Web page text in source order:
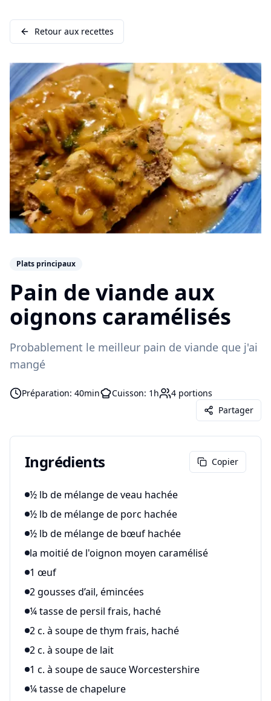
Retour aux recettes
Plats principaux
Pain de viande aux
oignons caramélisés
Probablement le meilleur pain de viande que j'ai
mangé
Préparation: 40min Cuisson: 1h 4 portions
Partager
Ingrédients Copier
½ lb de mélange de veau hachée
½ lb de mélange de porc hachée
½ lb de mélange de bœuf hachée
la moitié de l'oignon moyen caramélisé
1 œuf
2 gousses d’ail, émincées
¼ tasse de persil frais, haché
2 c. à soupe de thym frais, haché
2 c. à soupe de lait
1 c. à soupe de sauce Worcestershire
¼ tasse de chapelure